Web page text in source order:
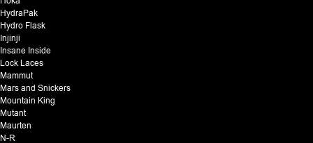
HydraPak
Hydro Flask
Injinji
Insane Inside
Lock Laces
Mammut
Mars and Snickers
Mountain King
Mutant
Maurten
N-R